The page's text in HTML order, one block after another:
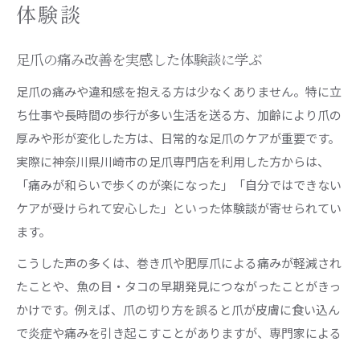
体験談
足爪の痛み改善を実感した体験談に学ぶ
足爪の痛みや違和感を抱える方は少なくありません。特に立
ち仕事や長時間の歩行が多い生活を送る方、加齢により爪の
厚みや形が変化した方は、日常的な足爪のケアが重要です。
実際に神奈川県川崎市の足爪専門店を利用した方からは、
「痛みが和らいで歩くのが楽になった」「自分ではできない
ケアが受けられて安心した」といった体験談が寄せられてい
ます。
こうした声の多くは、巻き爪や肥厚爪による痛みが軽減され
たことや、魚の目・タコの早期発見につながったことがきっ
かけです。例えば、爪の切り方を誤ると爪が皮膚に食い込ん
で炎症や痛みを引き起こすことがありますが、専門家による